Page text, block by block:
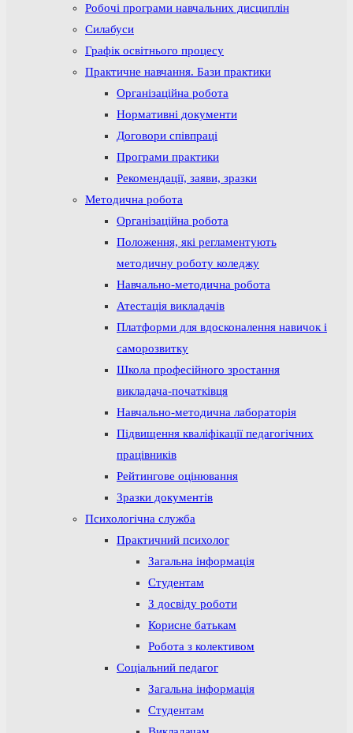
Робочі програми навчальних дисциплін
Силабуси
Графік освітнього процесу
Практичне навчання. Бази практики
Організаційна робота
Нормативні документи
Договори співпраці
Програми практики
Рекомендації, заяви, зразки
Методична робота
Організаційна робота
Положення, які регламентують
методичну роботу коледжу
Навчально-методична робота
Атестація викладачів
Платформи для вдосконалення навичок і
саморозвитку
Школа професійного зростання
викладача-початківця
Навчально-методична лабораторія
Підвищення кваліфікації педагогічних
працівників
Рейтингове оцінювання
Зразки документів
Психологічна служба
Практичний психолог
Загальна інформація
Студентам
З досвіду роботи
Корисне батькам
Робота з колективом
Соціальний педагог
Загальна інформація
Студентам